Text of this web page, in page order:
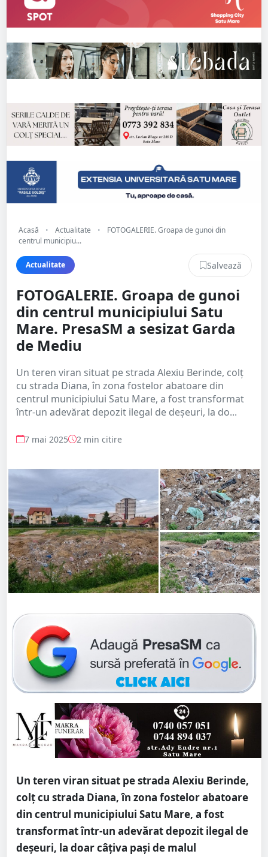
Acasă • Actualitate •
FOTOGALERIE. Groapa de gunoi din
centrul municipiu...
Actualitate Salvează
FOTOGALERIE. Groapa de gunoi
din centrul municipiului Satu
Mare. PresaSM a sesizat Garda
de Mediu
Un teren viran situat pe strada Alexiu Berinde, colț
cu strada Diana, în zona fostelor abatoare din
centrul municipiului Satu Mare, a fost transformat
într-un adevărat depozit ilegal de deșeuri, la do...
7 mai 2025 2 min citire
Un teren viran situat pe strada Alexiu Berinde,
colț cu strada Diana, în zona fostelor abatoare
din centrul municipiului Satu Mare, a fost
transformat într-un adevărat depozit ilegal de
deșeuri, la doar câțiva pași de malul